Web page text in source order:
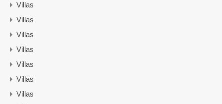
Villas
Villas
Villas
Villas
Villas
Villas
Villas